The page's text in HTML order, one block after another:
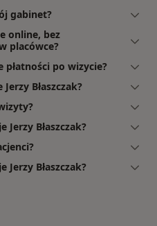
gabinet?
online, bez
placówce?
płatności po wizycie?
Błaszczak?
Błaszczak?
Jerzy Błaszczak?